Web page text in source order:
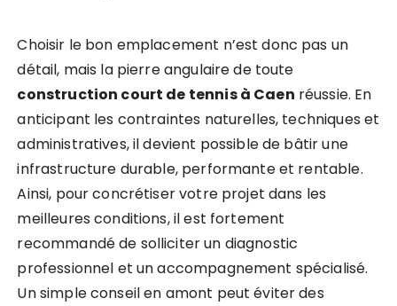
Choisir le bon emplacement n’est donc pas un
détail, mais la pierre angulaire de toute
construction court de tennis à Caen réussie. En
anticipant les contraintes naturelles, techniques et
administratives, il devient possible de bâtir une
infrastructure durable, performante et rentable.
Ainsi, pour concrétiser votre projet dans les
meilleures conditions, il est fortement
recommandé de solliciter un diagnostic
professionnel et un accompagnement spécialisé.
Un simple conseil en amont peut éviter des